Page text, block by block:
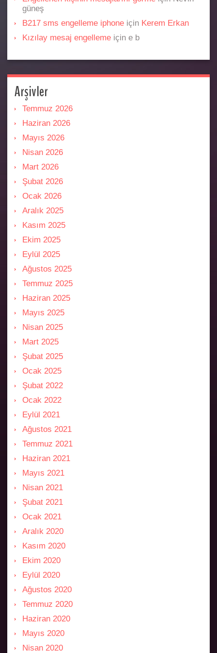
güneş
B217 sms engelleme iphone için Kerem Erkan
Kızılay mesaj engelleme için e b
Arşivler
Temmuz 2026
Haziran 2026
Mayıs 2026
Nisan 2026
Mart 2026
Şubat 2026
Ocak 2026
Aralık 2025
Kasım 2025
Ekim 2025
Eylül 2025
Ağustos 2025
Temmuz 2025
Haziran 2025
Mayıs 2025
Nisan 2025
Mart 2025
Şubat 2025
Ocak 2025
Şubat 2022
Ocak 2022
Eylül 2021
Ağustos 2021
Temmuz 2021
Haziran 2021
Mayıs 2021
Nisan 2021
Şubat 2021
Ocak 2021
Aralık 2020
Kasım 2020
Ekim 2020
Eylül 2020
Ağustos 2020
Temmuz 2020
Haziran 2020
Mayıs 2020
Nisan 2020